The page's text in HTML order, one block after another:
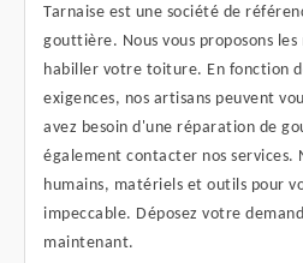
Tarnaise est une société de
gouttière. Nous vous proposons
habiller votre toiture. En fonction
exigences, nos artisans peuvent
avez besoin d'une réparation de
également contacter nos services.
humains, matériels et outils pour
impeccable. Déposez votre
maintenant.